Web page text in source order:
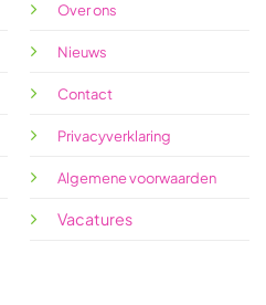
Over ons
Nieuws
Contact
Privacyverklaring
Algemene voorwaarden
Vacatures